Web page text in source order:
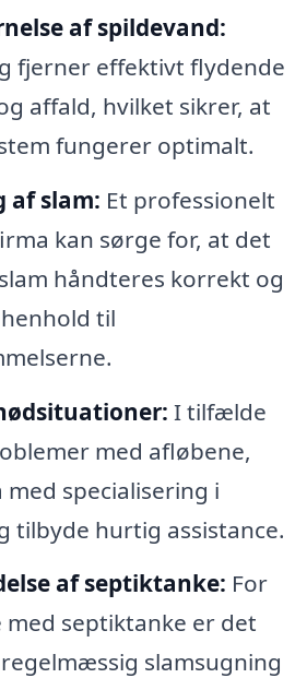
af spildevand:
fjerner effektivt flydende
affald, hvilket sikrer, at
fungerer optimalt.
af slam: Et professionelt
kan sørge for, at det
håndteres korrekt og
til
I tilfælde
med afløbene,
specialisering i
tilbyde hurtig assistance.
af septiktanke: For
med septiktanke er det
slamsugning